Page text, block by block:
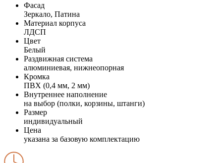
Фасад
Зеркало, Патина
Материал корпуса
ЛДСП
Цвет
Белый
Раздвижная система
алюминиевая, нижнеопорная
Кромка
ПВХ (0,4 мм, 2 мм)
Внутреннее наполнение
на выбор (полки, корзины, штанги)
Размер
индивидуальный
Цена
указана за базовую комплектацию